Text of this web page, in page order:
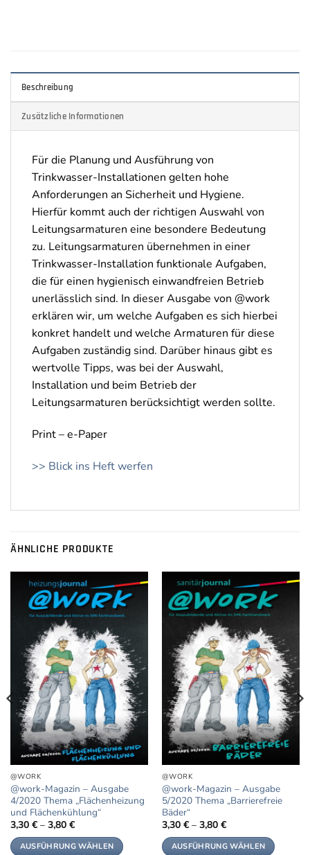
Beschreibung
Zusätzliche Informationen
Für die Planung und Ausführung von
Trinkwasser-Installationen gelten hohe
Anforderungen an Sicherheit und Hygiene.
Hierfür kommt auch der richtigen Auswahl von
Leitungsarmaturen eine besondere Bedeutung
zu. Leitungsarmaturen übernehmen in einer
Trinkwasser-Installation funktionale Aufgaben,
die für einen hygienisch einwandfreien Betrieb
unerlässlich sind. In dieser Ausgabe von @work
erklären wir, um welche Aufgaben es sich hierbei
konkret handelt und welche Armaturen für diese
Aufgaben zuständig sind. Darüber hinaus gibt es
wertvolle Tipps, was bei der Auswahl,
Installation und beim Betrieb der
Leitungsarmaturen berücksichtigt werden sollte.
Print – e-Paper
>> Blick ins Heft werfen
ÄHNLICHE PRODUKTE
@WORK
@work-Magazin – Ausgabe
4/2020 Thema „Flächenheizung
und Flächenkühlung“
3,30 €– 3,80 €
AUSFÜHRUNG WÄHLEN
@WORK
@work-Magazin – Ausgabe
5/2020 Thema „Barrierefreie
Bäder“
3,30 €– 3,80 €
AUSFÜHRUNG WÄHLEN